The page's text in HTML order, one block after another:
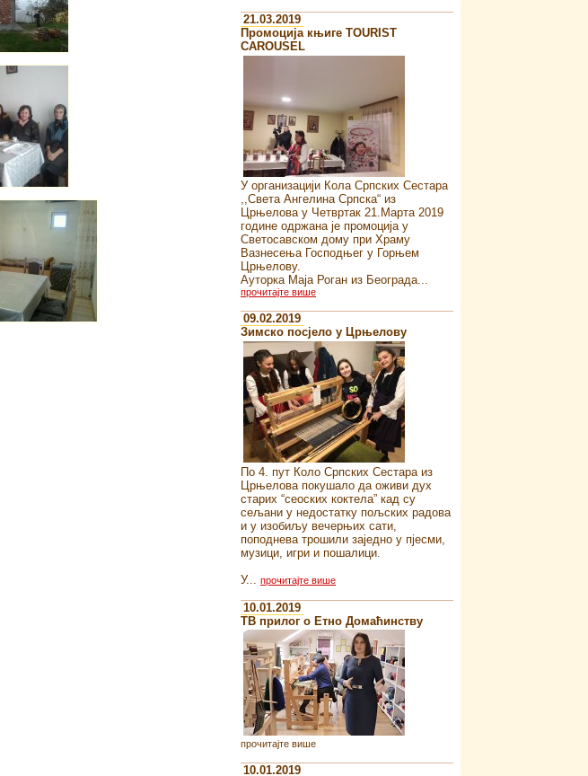
21.03.2019
Промоција књиге TOURIST
CAROUSEL
У организацији Кола Српских Сестара
,,Света Ангелина Српска“ из
Црњелова у Четвртак 21.Марта 2019
године одржана је промоција у
Светосавском дому при Храму
Вазнесења Господњег у Горњем
Црњелову.
Ауторка Маја Роган из Београда...
прочитајте више
09.02.2019
Зимско посјело у Црњелову
По 4. пут Коло Српских Сестара из
Црњелова покушало да оживи дух
старих “сеоских коктела” кад су
сељани у недостатку пољских радова
и у изобиљу вечерњих сати,
поподнева трошили заједно у пјесми,
музици, игри и пошалици.
У...
прочитајте више
10.01.2019
ТВ прилог о Етно Домаћинству
прочитајте више
10.01.2019